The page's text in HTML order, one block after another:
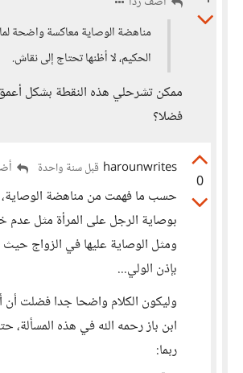
مناهضة الوصاية معاكسة واضحة
الحكيم، لا أظنها تحتاج إلى نقاش.
ممكن تشرحلي هذه النقطة بشكل
فضلا؟
0
harounwrites قبل سنة واحدة
حسب ما فهمت من مناهضة
بوصاية الرجل على المرأة مثل عدم
ومثل الوصاية عليها في الزواج حيث
بإذن الولي...
وليكون الكلام واضحا جدا فضلت أن
ابن باز رحمه الله في هذه المسألة،
ربما: